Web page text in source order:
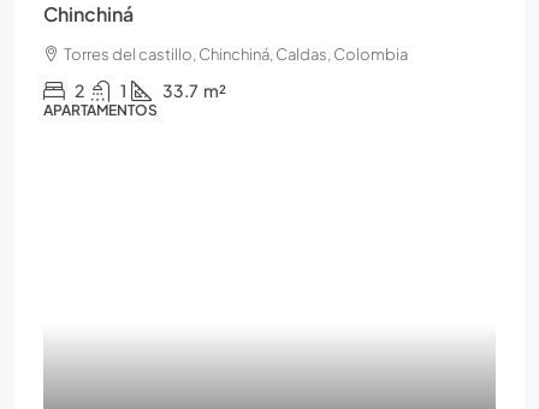
Chinchiná
Torres del castillo, Chinchiná, Caldas, Colombia
2 1 33.7 m²
APARTAMENTOS